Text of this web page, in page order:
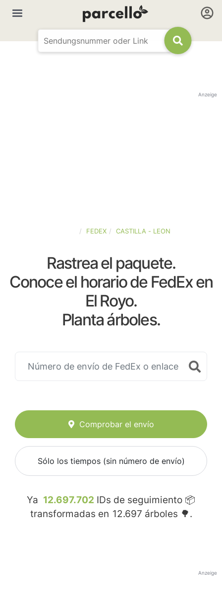
Anzeige
FEDEX CASTILLA - LEON
Rastrea el paquete.
Conoce el horario de FedEx en
El Royo.
Planta árboles.
Comprobar el envío
Sólo los tiempos (sin número de envío)
Ya 12.697.702 IDs de seguimiento 📦
transformadas en 12.697 árboles 🌳.
Anzeige